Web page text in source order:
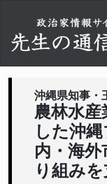
沖縄県知事・
農林水
した沖
内・海
り組みを